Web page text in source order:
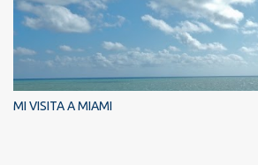
MI VISITA A MIAMI